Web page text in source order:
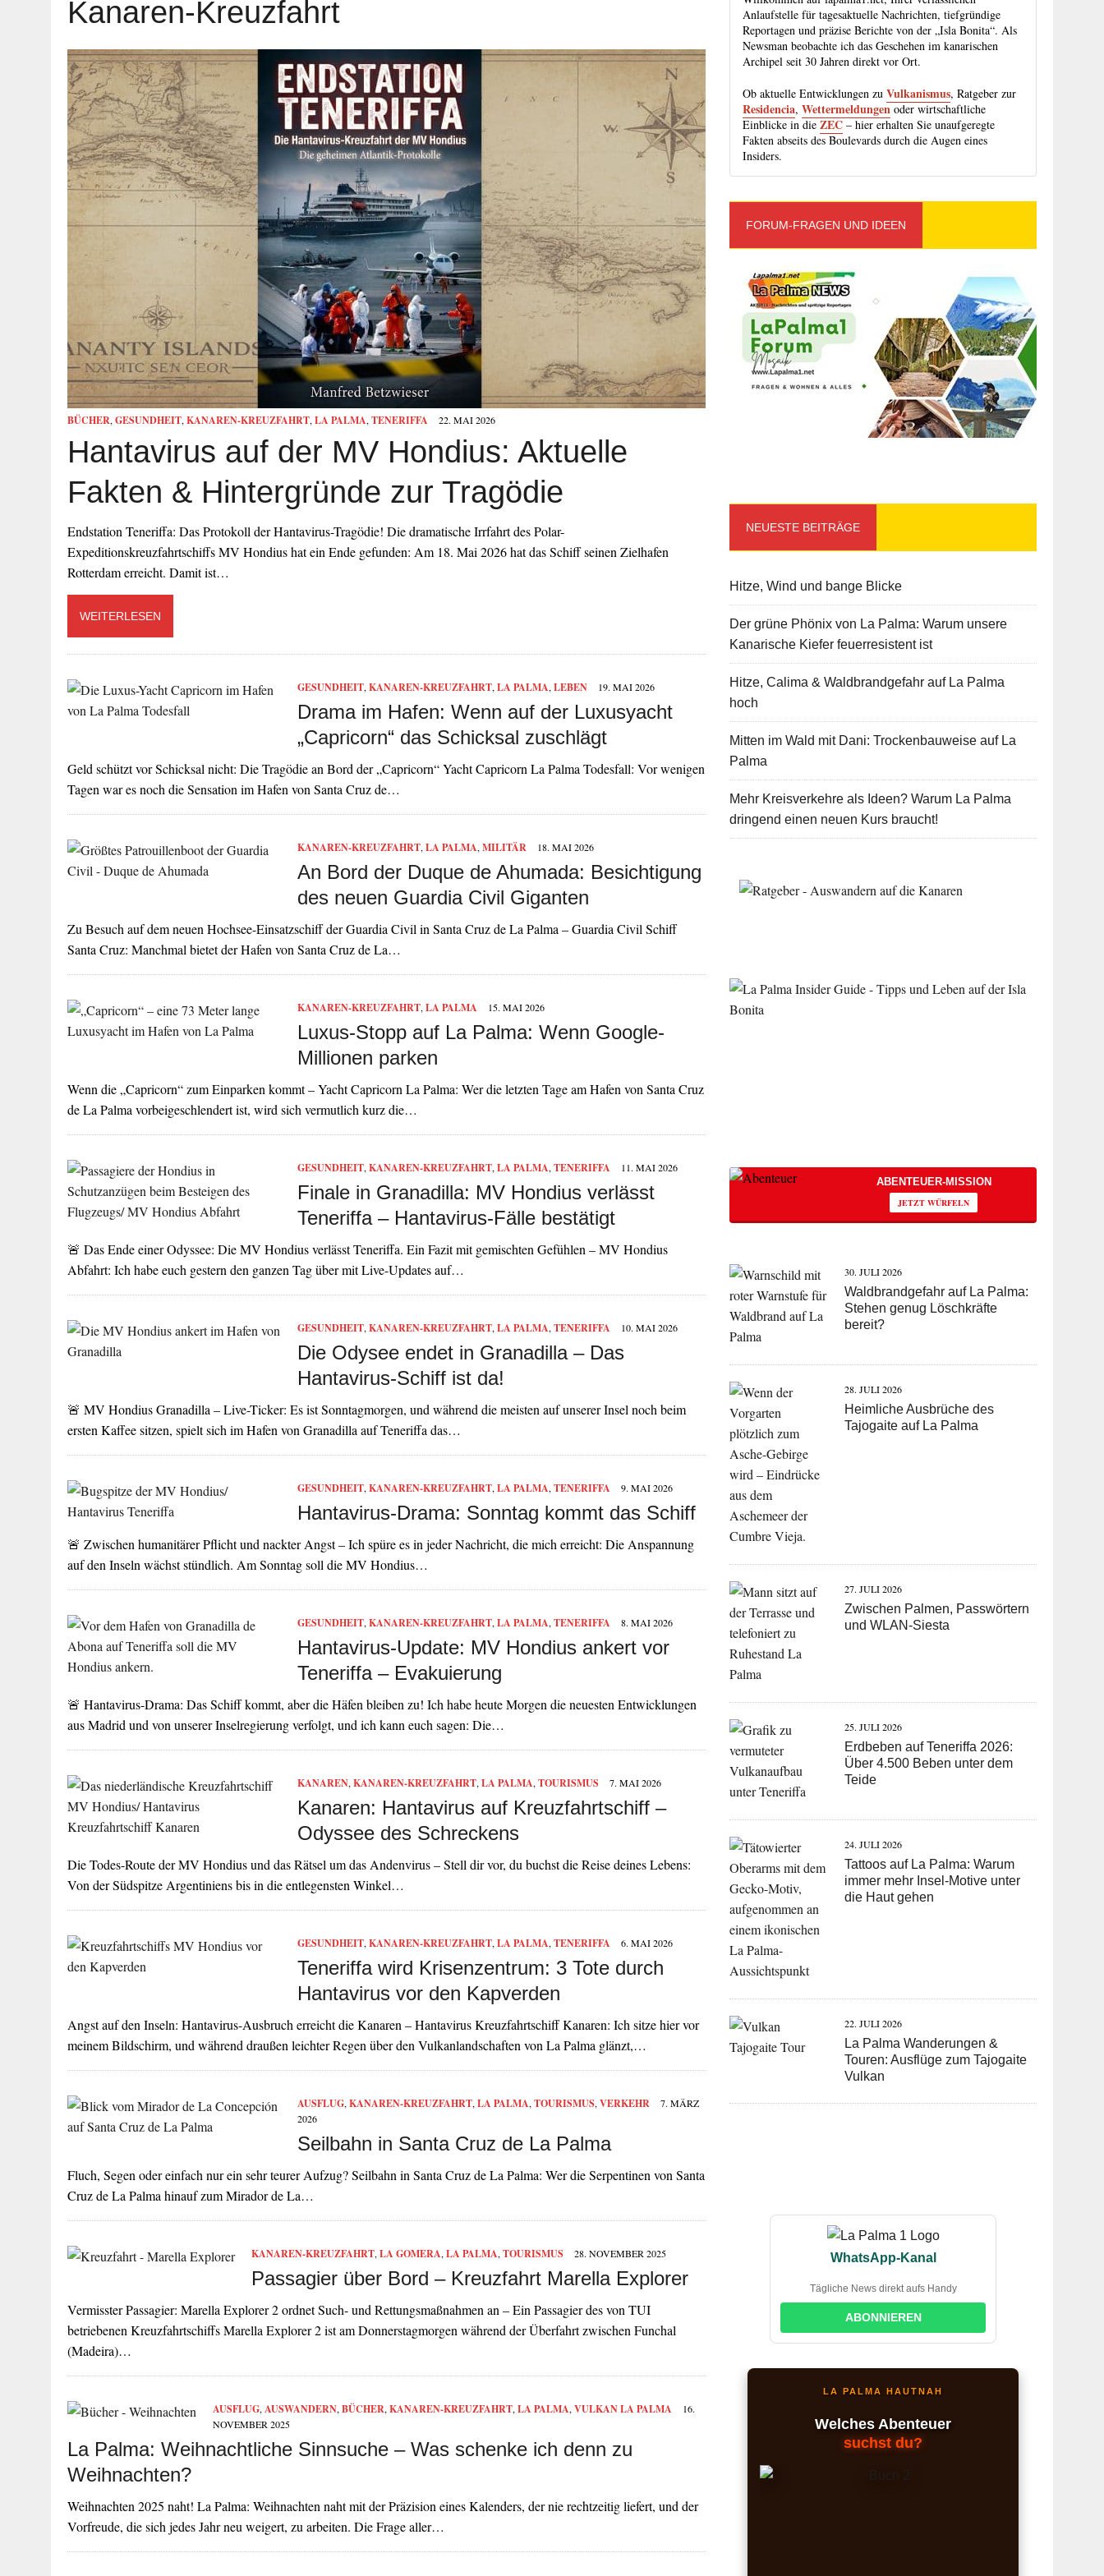
Kanaren-Kreuzfahrt
BÜCHER, GESUNDHEIT, KANAREN-KREUZFAHRT, LA PALMA, TENERIFFA 22. MAI 2026
Hantavirus auf der MV Hondius: Aktuelle
Fakten & Hintergründe zur Tragödie
Endstation Teneriffa: Das Protokoll der Hantavirus-Tragödie! Die dramatische Irrfahrt des Polar-
Expeditionskreuzfahrtschiffs MV Hondius hat ein Ende gefunden: Am 18. Mai 2026 hat das Schiff seinen Zielhafen
Rotterdam erreicht. Damit ist…
WEITERLESEN
GESUNDHEIT, KANAREN-KREUZFAHRT, LA PALMA, LEBEN 19. MAI 2026
Drama im Hafen: Wenn auf der Luxusyacht
„Capricorn“ das Schicksal zuschlägt
Geld schützt vor Schicksal nicht: Die Tragödie an Bord der „Capricorn“ Yacht Capricorn La Palma Todesfall: Vor wenigen
Tagen war es noch die Sensation im Hafen von Santa Cruz de…
KANAREN-KREUZFAHRT, LA PALMA, MILITÄR 18. MAI 2026
An Bord der Duque de Ahumada: Besichtigung
des neuen Guardia Civil Giganten
Zu Besuch auf dem neuen Hochsee-Einsatzschiff der Guardia Civil in Santa Cruz de La Palma – Guardia Civil Schiff
Santa Cruz: Manchmal bietet der Hafen von Santa Cruz de La…
KANAREN-KREUZFAHRT, LA PALMA 15. MAI 2026
Luxus-Stopp auf La Palma: Wenn Google-
Millionen parken
Wenn die „Capricorn“ zum Einparken kommt – Yacht Capricorn La Palma: Wer die letzten Tage am Hafen von Santa Cruz
de La Palma vorbeigeschlendert ist, wird sich vermutlich kurz die…
GESUNDHEIT, KANAREN-KREUZFAHRT, LA PALMA, TENERIFFA 11. MAI 2026
Finale in Granadilla: MV Hondius verlässt
Teneriffa – Hantavirus-Fälle bestätigt
🚨 Das Ende einer Odyssee: Die MV Hondius verlässt Teneriffa. Ein Fazit mit gemischten Gefühlen – MV Hondius
Abfahrt: Ich habe euch gestern den ganzen Tag über mit Live-Updates auf…
GESUNDHEIT, KANAREN-KREUZFAHRT, LA PALMA, TENERIFFA 10. MAI 2026
Die Odysee endet in Granadilla – Das
Hantavirus-Schiff ist da!
🚨 MV Hondius Granadilla – Live-Ticker: Es ist Sonntagmorgen, und während die meisten auf unserer Insel noch beim
ersten Kaffee sitzen, spielt sich im Hafen von Granadilla auf Teneriffa das…
GESUNDHEIT, KANAREN-KREUZFAHRT, LA PALMA, TENERIFFA 9. MAI 2026
Hantavirus-Drama: Sonntag kommt das Schiff
🚨 Zwischen humanitärer Pflicht und nackter Angst – Ich spüre es in jeder Nachricht, die mich erreicht: Die Anspannung
auf den Inseln wächst stündlich. Am Sonntag soll die MV Hondius…
GESUNDHEIT, KANAREN-KREUZFAHRT, LA PALMA, TENERIFFA 8. MAI 2026
Hantavirus-Update: MV Hondius ankert vor
Teneriffa – Evakuierung
🚨 Hantavirus-Drama: Das Schiff kommt, aber die Häfen bleiben zu! Ich habe heute Morgen die neuesten Entwicklungen
aus Madrid und von unserer Inselregierung verfolgt, und ich kann euch sagen: Die…
KANAREN, KANAREN-KREUZFAHRT, LA PALMA, TOURISMUS 7. MAI 2026
Kanaren: Hantavirus auf Kreuzfahrtschiff –
Odyssee des Schreckens
Die Todes-Route der MV Hondius und das Rätsel um das Andenvirus – Stell dir vor, du buchst die Reise deines Lebens:
Von der Südspitze Argentiniens bis in die entlegensten Winkel…
GESUNDHEIT, KANAREN-KREUZFAHRT, LA PALMA, TENERIFFA 6. MAI 2026
Teneriffa wird Krisenzentrum: 3 Tote durch
Hantavirus vor den Kapverden
Angst auf den Inseln: Hantavirus-Ausbruch erreicht die Kanaren – Hantavirus Kreuzfahrtschiff Kanaren: Ich sitze hier vor
meinem Bildschirm, und während draußen leichter Regen über den Vulkanlandschaften von La Palma glänzt,…
AUSFLUG, KANAREN-KREUZFAHRT, LA PALMA, TOURISMUS, VERKEHR
7. MÄRZ
2026
Seilbahn in Santa Cruz de La Palma
Fluch, Segen oder einfach nur ein sehr teurer Aufzug? Seilbahn in Santa Cruz de La Palma: Wer die Serpentinen von Santa
Cruz de La Palma hinauf zum Mirador de La…
KANAREN-KREUZFAHRT, LA GOMERA, LA PALMA, TOURISMUS 28. NOVEMBER 2025
Passagier über Bord – Kreuzfahrt Marella Explorer
Vermisster Passagier: Marella Explorer 2 ordnet Such- und Rettungsmaßnahmen an – Ein Passagier des von TUI
betriebenen Kreuzfahrtschiffs Marella Explorer 2 ist am Donnerstagmorgen während der Überfahrt zwischen Funchal
(Madeira)…
AUSFLUG, AUSWANDERN, BÜCHER, KANAREN-KREUZFAHRT, LA PALMA, VULKAN LA PALMA
16.
NOVEMBER 2025
La Palma: Weihnachtliche Sinnsuche – Was schenke ich denn zu
Weihnachten?
Weihnachten 2025 naht! La Palma: Weihnachten naht mit der Präzision eines Kalenders, der nie rechtzeitig liefert, und der
Vorfreude, die sich jedes Jahr neu weigert, zu arbeiten. Die Frage aller…
Anlaufstelle für tagesaktuelle Nachrichten, tiefgründige
Reportagen und präzise Berichte von der „Isla Bonita“. Als
Newsman beobachte ich das Geschehen im kanarischen
Archipel seit 30 Jahren direkt vor Ort.
Ob aktuelle Entwicklungen zuVulkanismus, Ratgeber zur
Residencia,Wettermeldungen oder wirtschaftliche
Einblicke in dieZEC – hier erhalten Sie unaufgeregte
Fakten abseits des Boulevards durch die Augen eines
Insiders.
FORUM-FRAGEN UND IDEEN
NEUESTE BEITRÄGE
Hitze, Wind und bange Blicke
Der grüne Phönix von La Palma: Warum unsere
Kanarische Kiefer feuerresistent ist
Hitze, Calima & Waldbrandgefahr auf La Palma
hoch
Mitten im Wald mit Dani: Trockenbauweise auf La
Palma
Mehr Kreisverkehre als Ideen? Warum La Palma
dringend einen neuen Kurs braucht!
ABENTEUER-MISSION
JETZT WÜRFELN
28. JULI 2026
27. JULI 2026
Zwischen Palmen, Passwörtern
24. JULI 2026
22. JULI 2026
Touren: Ausflüge zum Tajogaite
Vulkan